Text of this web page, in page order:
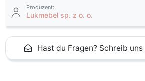
Produzent:
Lukmebel sp. z o. o.
Hast du Fragen? Schreib